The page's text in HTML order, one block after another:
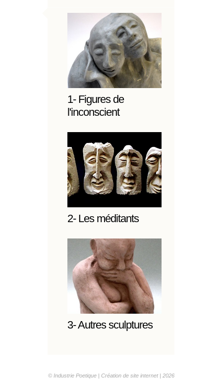
1- Figures de
l'inconscient
2- Les méditants
3- Autres sculptures
© Industrie Poetique | Création de site internet | 2026